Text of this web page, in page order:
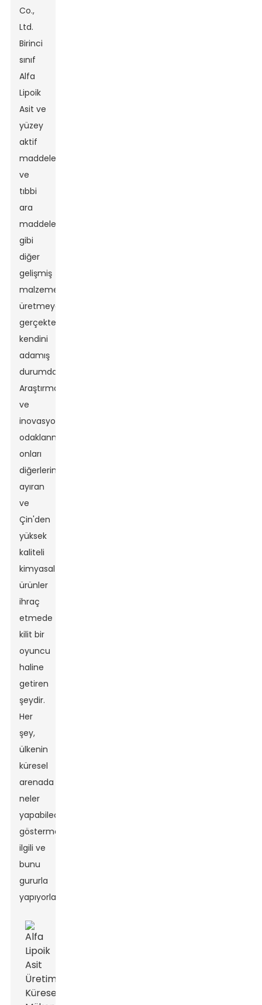
Co.,
Ltd.
Birinci
sınıf
Alfa
Lipoik
Asit ve
yüzey
aktif
maddeler
ve
tıbbi
ara
maddeler
gibi
diğer
gelişmiş
malzemeleri
üretmeye
gerçekten
kendini
adamış
durumda.
Araştırma
ve
inovasyona
odaklanmaları
onları
diğerlerinden
ayıran
ve
Çin'den
yüksek
kaliteli
kimyasal
ürünler
ihraç
etmede
kilit bir
oyuncu
haline
getiren
şeydir.
Her
şey,
ülkenin
küresel
arenada
neler
yapabileceğini
göstermekle
ilgili ve
bunu
gururla
yapıyorlar.